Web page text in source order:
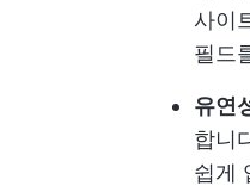
사이
필드
유연
합니
쉽게